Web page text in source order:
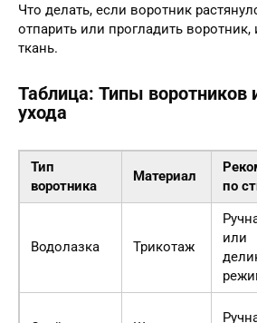
Что делать, если воротник
отпарить или прогладить
ткань.
Таблица: Типы воротников
ухода
Тип
воротника
Материал
по
Водолазка Трикотаж
или